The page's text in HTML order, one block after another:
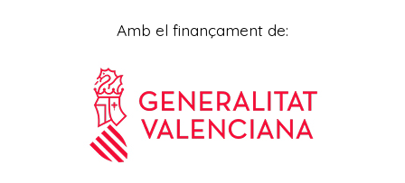
Amb el finançament de: